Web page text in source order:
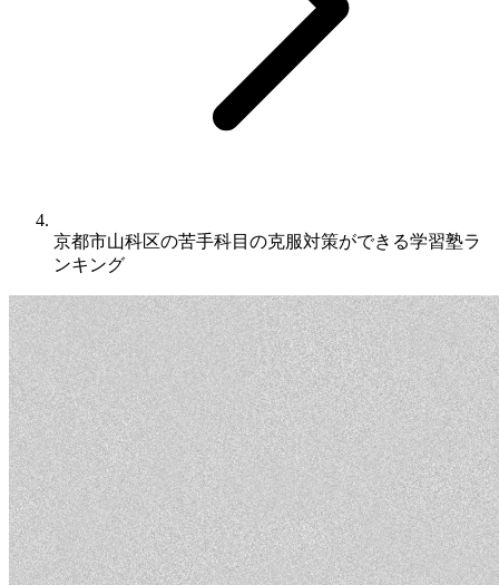
京都市山科区の苦手科目の克服対策ができる学習塾ラ
ンキング